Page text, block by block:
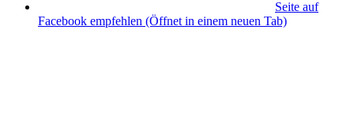
Seite auf
Facebook empfehlen (Öffnet in einem neuen Tab)